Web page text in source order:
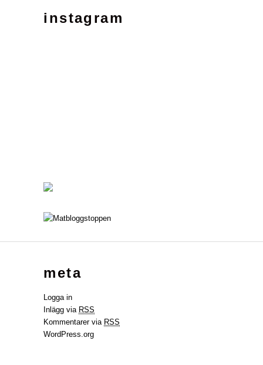
instagram
meta
Logga in
Inlägg via RSS
Kommentarer via RSS
WordPress.org